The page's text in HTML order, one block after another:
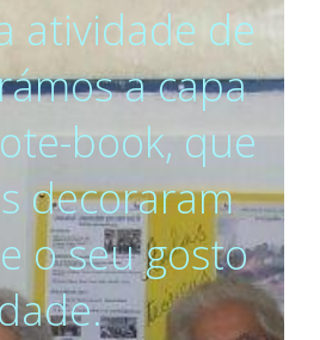
atividade de
a capa
book, que
decoraram
o seu gosto